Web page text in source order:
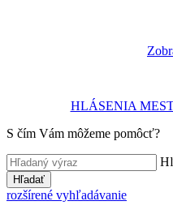
HLÁSENIA
S čím Vám môžeme pomôcť?
Hľadať
rozšírené vyhľadávanie